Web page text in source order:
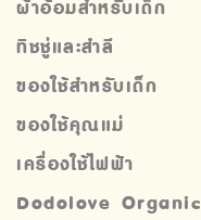
ผ้าอ้อมสำหรับเด็ก
ทิชชู่และสำลี
ของใช้สำหรับเด็ก
ของใช้คุณแม่
เครื่องใช้ไฟฟ้า
Dodolove Organic